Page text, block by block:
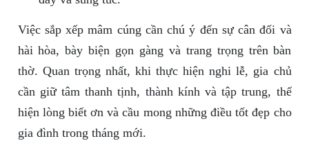
Việc sắp xếp mâm cúng cần chú ý đến sự cân đối và
hài hòa, bày biện gọn gàng và trang trọng trên bàn
thờ. Quan trọng nhất, khi thực hiện nghi lễ, gia chủ
cần giữ tâm thanh tịnh, thành kính và tập trung, thể
hiện lòng biết ơn và cầu mong những điều tốt đẹp cho
gia đình trong tháng mới.